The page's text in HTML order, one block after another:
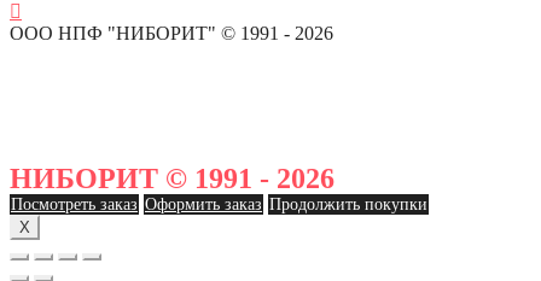
ООО НПФ "НИБОРИТ" © 1991 - 2026
НИБОРИТ © 1991 - 2026
Посмотреть заказ Оформить заказ Продолжить покупки
X